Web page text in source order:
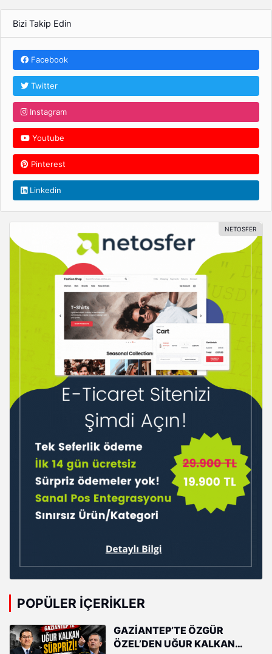
Bizi Takip Edin
Facebook
Twitter
Instagram
Youtube
Pinterest
Linkedin
POPÜLER İÇERIKLER
GAZİANTEP’TE ÖZGÜR
ÖZEL’DEN UĞUR KALKAN